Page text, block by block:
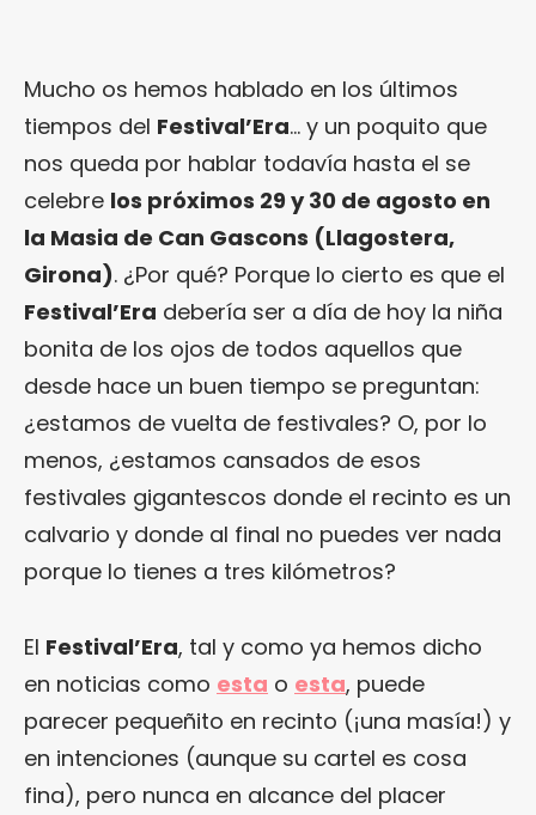
Mucho os hemos hablado en los últimos
tiempos del Festival’Era… y un poquito que
nos queda por hablar todavía hasta el se
celebre los próximos 29 y 30 de agosto en
la Masia de Can Gascons (Llagostera,
Girona). ¿Por qué? Porque lo cierto es que el
Festival’Era debería ser a día de hoy la niña
bonita de los ojos de todos aquellos que
desde hace un buen tiempo se preguntan:
¿estamos de vuelta de festivales? O, por lo
menos, ¿estamos cansados de esos
festivales gigantescos donde el recinto es un
calvario y donde al final no puedes ver nada
porque lo tienes a tres kilómetros?
El Festival’Era, tal y como ya hemos dicho
en noticias como esta o esta, puede
parecer pequeñito en recinto (¡una masía!) y
en intenciones (aunque su cartel es cosa
fina), pero nunca en alcance del placer